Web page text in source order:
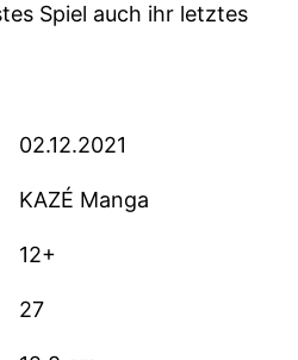
Spiel auch ihr letztes
02.12.2021
KAZÉ Manga
12+
27